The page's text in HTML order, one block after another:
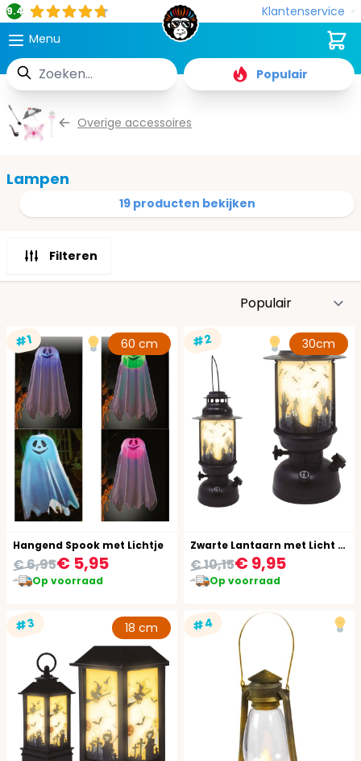
9.4
Klantenservice
Menu
Zoek
Populair
Cart
Overige accessoires
Lampen
19 producten bekijken
Filteren
#1 60 cm
Hangend Spook met Lichtje
€ 5,95
€ 6,95
Op voorraad
#2 30cm
Zwarte Lantaarn met Licht Halloween 30 Cm
€ 9,95
€ 10,15
Op voorraad
#3 18 cm #4